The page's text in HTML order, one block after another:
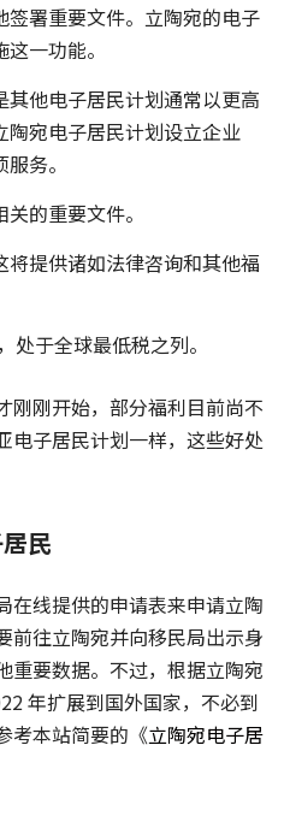
签署重要文件。立陶宛的电子
一功能。
他电子居民计划通常以更高
宛电子居民计划设立企业
务。
的重要文件。
提供诸如法律咨询和其他福
处于全球最低税之列。
刚刚开始，部分福利目前尚不
电子居民计划一样，这些好处
民
在线提供的申请表来申请立陶
前往立陶宛并向移民局出示身
重要数据。不过，根据立陶宛
年扩展到国外国家，不必到
考本站简要的《立陶宛电子居